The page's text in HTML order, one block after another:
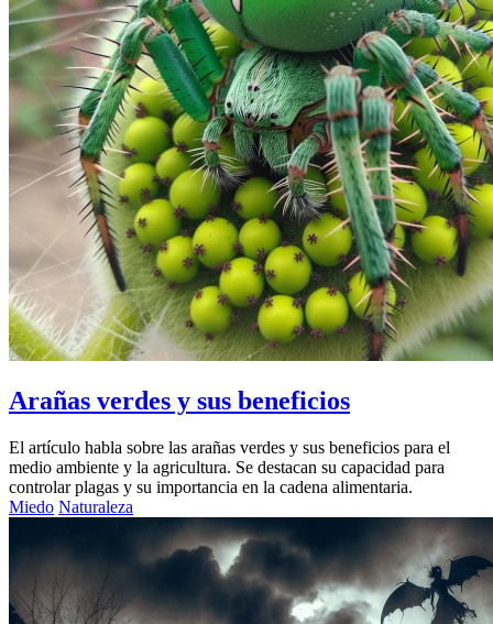
Arañas verdes y sus beneficios
El artículo habla sobre las arañas verdes y sus beneficios para el
medio ambiente y la agricultura. Se destacan su capacidad para
controlar plagas y su importancia en la cadena alimentaria.
Miedo Naturaleza